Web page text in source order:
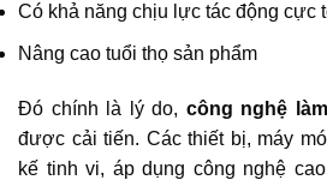
Có khả năng chịu lực tác động cực
Nâng cao tuổi thọ sản phẩm
Đó chính là lý do, công nghệ
được cải tiến. Các thiết bị, máy
kế tinh vi, áp dụng công nghệ